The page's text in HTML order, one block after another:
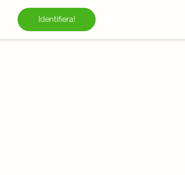
Identifiera!